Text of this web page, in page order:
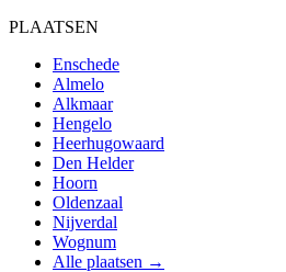
PLAATSEN
Enschede
Almelo
Alkmaar
Hengelo
Heerhugowaard
Den Helder
Hoorn
Oldenzaal
Nijverdal
Wognum
Alle plaatsen →